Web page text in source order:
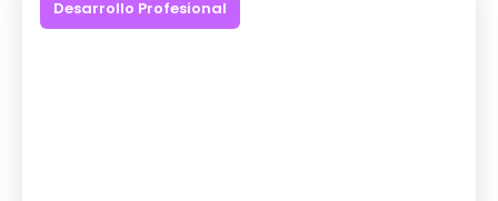
Desarrollo Profesional